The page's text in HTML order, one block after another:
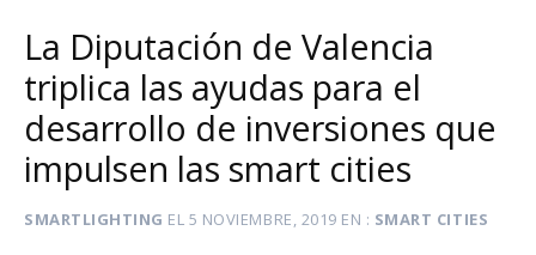
La Diputación de Valencia
triplica las ayudas para el
desarrollo de inversiones que
impulsen las smart cities
SMARTLIGHTING EL 5 NOVIEMBRE, 2019 EN SMART CITIES